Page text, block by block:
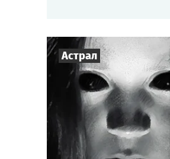
Cыграть
Астрал
Игроков -7
Время игры 1-1,5 ч.
Тематика Мистика
Тип квеста Мини-